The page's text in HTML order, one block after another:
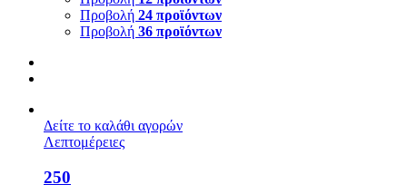
Προβολή 24 προϊόντων
Προβολή 36 προϊόντων
Δείτε το καλάθι αγορών
Λεπτομέρειες
250